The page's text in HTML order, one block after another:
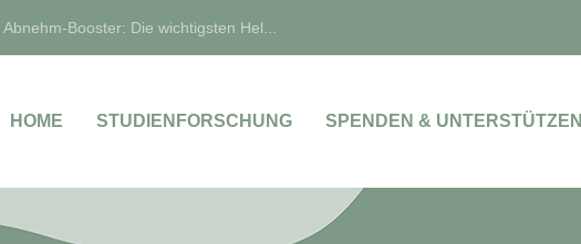
Booster: Die wichtigsten Hel...
HOME STUDIENFORSCHUNG SPENDEN & UNTERSTÜTZEN